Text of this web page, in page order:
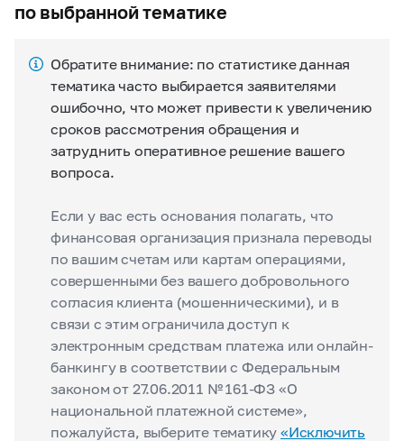
по выбранной тематике
Обратите внимание: по статистике данная
тематика часто выбирается заявителями
ошибочно, что может привести к увеличению
сроков рассмотрения обращения и
затруднить оперативное решение вашего
вопроса.
Если у вас есть основания полагать, что
финансовая организация признала переводы
по вашим счетам или картам операциями,
совершенными без вашего добровольного
согласия клиента (мошенническими), и в
связи с этим ограничила доступ к
электронным средствам платежа или онлайн-
банкингу в соответствии с Федеральным
законом от 27.06.2011 № 161-ФЗ «О
национальной платежной системе»,
пожалуйста, выберите тематику«Исключить